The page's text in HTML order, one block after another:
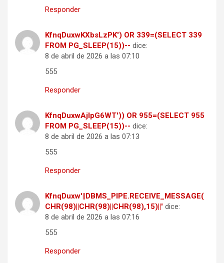
Responder
KfnqDuxwKXbsLzPK') OR 339=(SELECT 339
FROM PG_SLEEP(15))-- dice:
8 de abril de 2026 a las 07:10
555
Responder
KfnqDuxwAjlpG6WT')) OR 955=(SELECT 955
FROM PG_SLEEP(15))-- dice:
8 de abril de 2026 a las 07:13
555
Responder
KfnqDuxw'||DBMS_PIPE.RECEIVE_MESSAGE(
CHR(98)||CHR(98)||CHR(98),15)||' dice:
8 de abril de 2026 a las 07:16
555
Responder